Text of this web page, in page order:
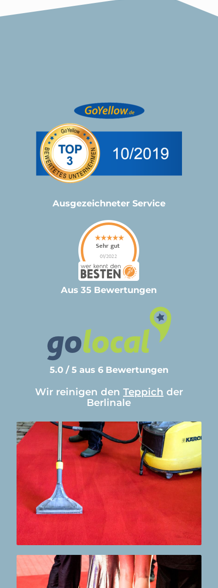
Ausgezeichneter Service
Aus 35 Bewertungen
5.0 / 5 aus 6 Bewertungen
Wir reinigen den Teppich der
Berlinale